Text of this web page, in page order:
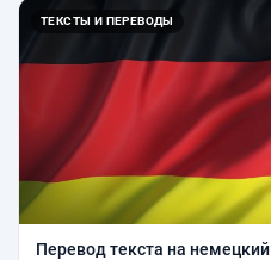
ТЕКСТЫ И ПЕРЕВОДЫ
Перевод текста на немецкий